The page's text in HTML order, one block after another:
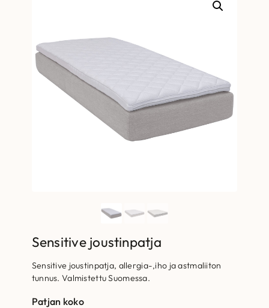
Sensitive joustinpatja
Sensitive joustinpatja, allergia-,iho ja astmaliiton
tunnus. Valmistettu Suomessa.
Patjan koko